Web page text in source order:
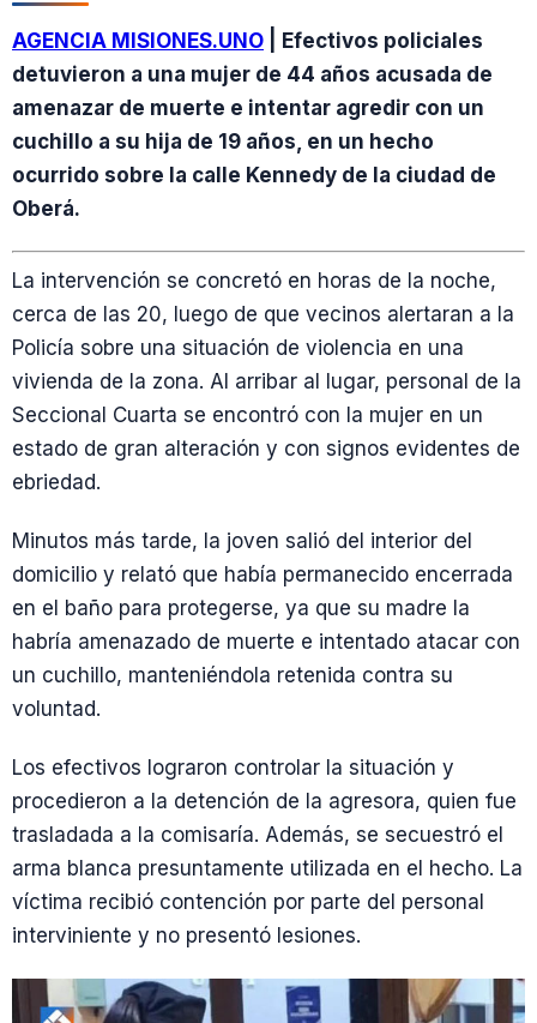
AGENCIA MISIONES.UNO | Efectivos policiales
detuvieron a una mujer de 44 años acusada de
amenazar de muerte e intentar agredir con un
cuchillo a su hija de 19 años, en un hecho
ocurrido sobre la calle Kennedy de la ciudad de
Oberá.
La intervención se concretó en horas de la noche,
cerca de las 20, luego de que vecinos alertaran a la
Policía sobre una situación de violencia en una
vivienda de la zona. Al arribar al lugar, personal de la
Seccional Cuarta se encontró con la mujer en un
estado de gran alteración y con signos evidentes de
ebriedad.
Minutos más tarde, la joven salió del interior del
domicilio y relató que había permanecido encerrada
en el baño para protegerse, ya que su madre la
habría amenazado de muerte e intentado atacar con
un cuchillo, manteniéndola retenida contra su
voluntad.
Los efectivos lograron controlar la situación y
procedieron a la detención de la agresora, quien fue
trasladada a la comisaría. Además, se secuestró el
arma blanca presuntamente utilizada en el hecho. La
víctima recibió contención por parte del personal
interviniente y no presentó lesiones.